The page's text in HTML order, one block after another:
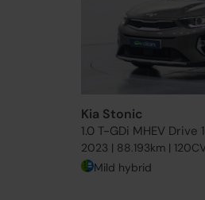
Kia Stonic
1.0 T-GDi MHEV Drive
2023 | 88.193km |
Mild hybrid